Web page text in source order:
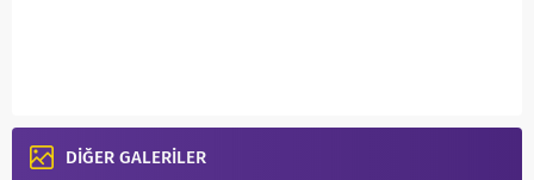
DİĞER GALERİLER